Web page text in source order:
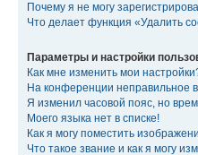
Почему я не могу
Что делает функция «Удалить
Параметры и настройки
Как мне изменить мои
На конференции неправильное
Я изменил часовой пояс, но
Моего языка нет в списке!
Как я могу поместить
Что такое звание и как я могу